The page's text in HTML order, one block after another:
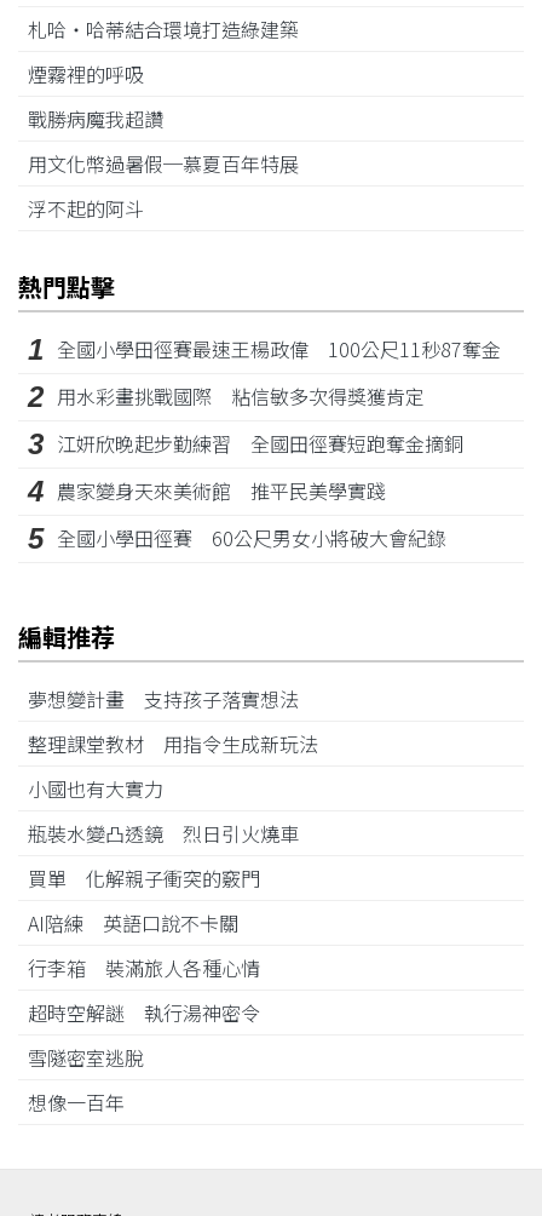
札哈‧哈蒂結合環境打造綠建築
煙霧裡的呼吸
戰勝病魔我超讚
用文化幣過暑假─慕夏百年特展
浮不起的阿斗
熱門點擊
1 全國小學田徑賽最速王楊政偉 100公尺11秒87奪金
2 用水彩畫挑戰國際 粘信敏多次得獎獲肯定
3 江姸欣晚起步勤練習 全國田徑賽短跑奪金摘銅
4 農家變身天來美術館 推平民美學實踐
5 全國小學田徑賽 60公尺男女小將破大會紀錄
編輯推荐
夢想變計畫 支持孩子落實想法
整理課堂教材 用指令生成新玩法
小國也有大實力
瓶裝水變凸透鏡 烈日引火燒車
買單 化解親子衝突的竅門
AI陪練 英語口說不卡關
行李箱 裝滿旅人各種心情
超時空解謎 執行湯神密令
雪隧密室逃脫
想像一百年